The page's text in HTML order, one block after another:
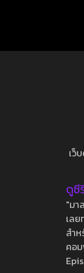
เว็
ดูซี
"มา
เล
สำ
คอ